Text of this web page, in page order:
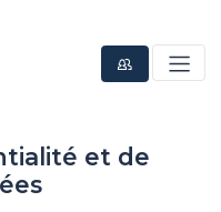
et de